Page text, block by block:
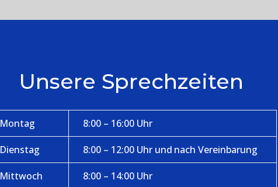
Unsere Sprechzeiten
Montag 8:00 – 16:00 Uhr
Dienstag 8:00 – 12:00 Uhr und nach Vereinbarung
Mittwoch 8:00 – 14:00 Uhr